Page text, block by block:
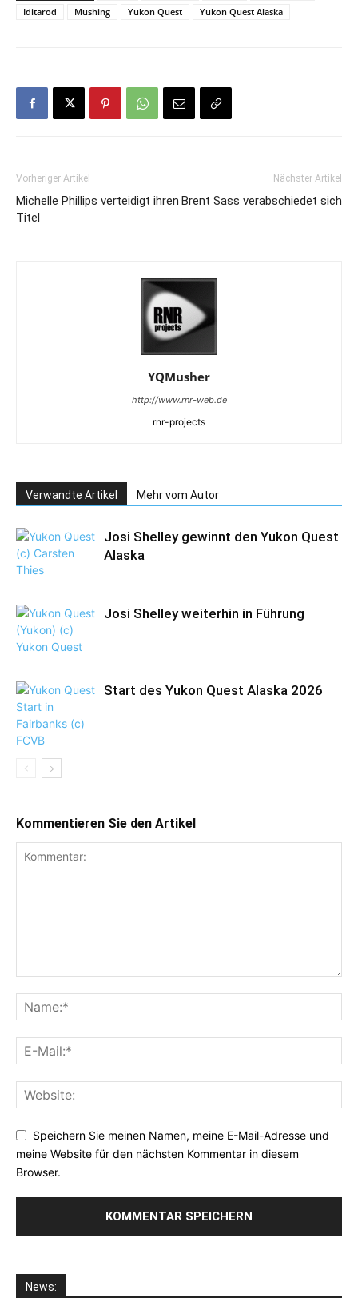
Iditarod
Mushing Yukon Quest Yukon Quest Alaska
Vorheriger Artikel
Michelle Phillips verteidigt ihren
Titel
Nächster Artikel
Brent Sass verabschiedet sich
YQMusher
http://www.rnr-web.de
rnr-projects
Verwandte Artikel Mehr vom Autor
Josi Shelley gewinnt den Yukon Quest
Alaska
Josi Shelley weiterhin in Führung
Start des Yukon Quest Alaska 2026
Kommentieren Sie den Artikel
Speichern Sie meinen Namen, meine E-Mail-Adresse und
meine Website für den nächsten Kommentar in diesem
Browser.
News: